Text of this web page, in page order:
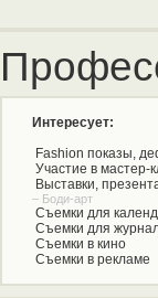
Интересует:
Fashion показы,
Участие в мастер-
Выставки,
– Боди-арт
Съемки для
Съемки для
Съемки в кино
Съемки в рекламе